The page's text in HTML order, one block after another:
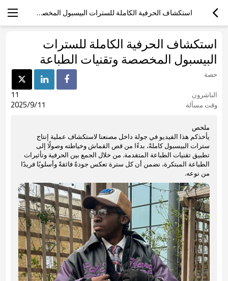
استكشاف الحرفية الكاملة للسترات البيسبول المخصصة وتقنيات الطباعة
استكشاف الحرفية الكاملة للسترات
البيسبول المخصصة وتقنيات الطباعة
حصة
الناشرون
11
وقت مسألة 2025/9/11
ملخص
يأخذكم هذا الفيديو في جولة داخل مصنعنا لاستكشاف عملية إنتاج
سترات البيسبول كاملةً، بدءًا من قص القماش وخياطته وصولًا إلى
تطبيق تقنيات الطباعة المتقدمة. من خلال الجمع بين الحرفية وتأثيرات
الطباعة المبتكرة، نضمن أن كل سترة تعكس جودةً فائقةً وأسلوبًا فريدًا
من نوعه.